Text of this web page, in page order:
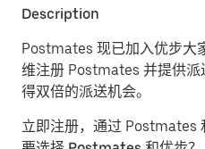
Description
Postmates 现已加入优步大
维注册 Postmates 并提供
得双倍的派送机会。
立即注册，通过 Postmates